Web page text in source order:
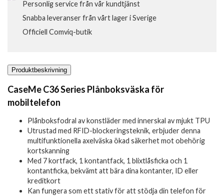
Personlig service från vår kundtjänst
Snabba leveranser från vårt lager i Sverige
Officiell Comviq-butik
Produktbeskrivning
CaseMe C36 Series Plånboksväska för
mobiltelefon
Plånboksfodral av konstläder med innerskal av mjukt TPU
Utrustad med RFID-blockeringsteknik, erbjuder denna
multifunktionella axelväska ökad säkerhet mot obehörig
kortskanning
Med 7 kortfack, 1 kontantfack, 1 blixtlåsficka och 1
kontantficka, bekvämt att bära dina kontanter, ID eller
kreditkort
Kan fungera som ett stativ för att stödja din telefon för